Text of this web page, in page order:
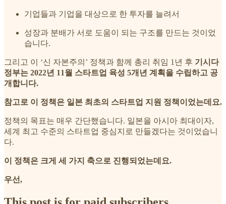
기업들과 기업을 대상으로 한 투자를 늘려서
성장과 분배가 서로 도움이 되는 구조를 만드는 것이었
습니다.
그리고 이 ‘신 자본주의’ 정책과 함께 총리 취임 1년 후 기시다
정부는 2022년 11월 스타트업 육성 5개년 계획을 수립하고 공
개합니다.
참고로 이 정책은 일본 최초의 스타트업 지원 정책이었는데요.
정책의 목표는 매우 간단했습니다. 일본을 아시아 최대이자,
세계 최고 수준의 스타트업 중심지로 만들겠다는 것이었습니
다.
이 정책은 크게 세 가지 축으로 진행되었는데요.
우선,